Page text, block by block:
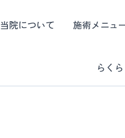
当院について 施術メニュ
らく